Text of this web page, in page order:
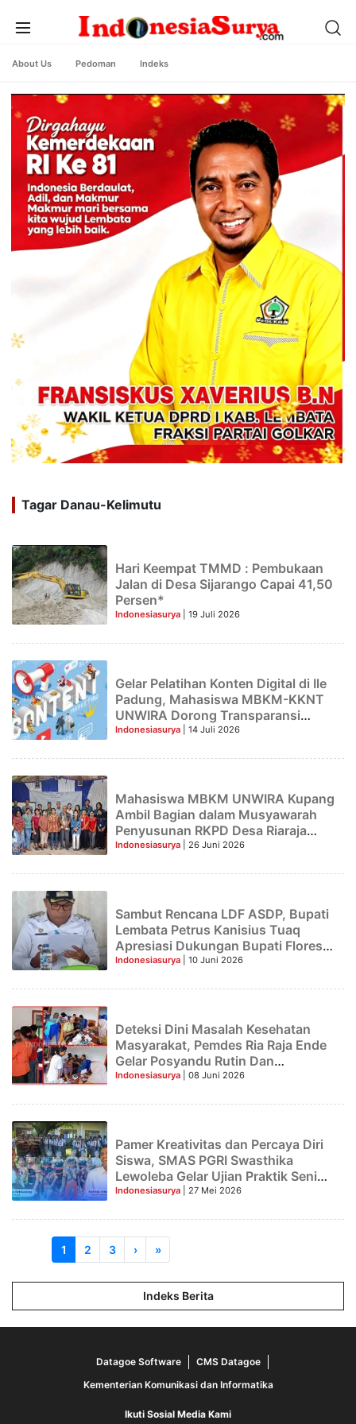
About Us Pedoman Indeks
Tagar Danau-Kelimutu
Hari Keempat TMMD : Pembukaan
Jalan di Desa Sijarango Capai 41,50
Persen*
Indonesiasurya | 19 Juli 2026
Gelar Pelatihan Konten Digital di Ile
Padung, Mahasiswa MBKM-KKNT
UNWIRA Dorong Transparansi
Informasi Desa
Indonesiasurya | 14 Juli 2026
Mahasiswa MBKM UNWIRA Kupang
Ambil Bagian dalam Musyawarah
Penyusunan RKPD Desa Riaraja
untuk Pembangunan Tahun 2027
Indonesiasurya | 26 Juni 2026
Sambut Rencana LDF ASDP, Bupati
Lembata Petrus Kanisius Tuaq
Apresiasi Dukungan Bupati Flores
Timur Dan Alor
Indonesiasurya | 10 Juni 2026
Deteksi Dini Masalah Kesehatan
Masyarakat, Pemdes Ria Raja Ende
Gelar Posyandu Rutin Dan
Pemeriksaan Kesehatan Gratis
Indonesiasurya | 08 Juni 2026
Pamer Kreativitas dan Percaya Diri
Siswa, SMAS PGRI Swasthika
Lewoleba Gelar Ujian Praktik Seni
Budaya Spektakuler
Indonesiasurya | 27 Mei 2026
1 2 3 › »
Indeks Berita
Datagoe Software
CMS Datagoe
Kementerian Komunikasi dan Informatika
Ikuti Sosial Media Kami